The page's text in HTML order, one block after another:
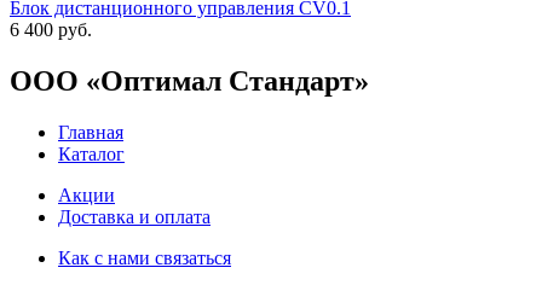
Блок дистанционного управления CV0.1
6 400 руб.
ООО «Оптимал Стандарт»
Главная
Каталог
Акции
Доставка и оплата
Как с нами связаться